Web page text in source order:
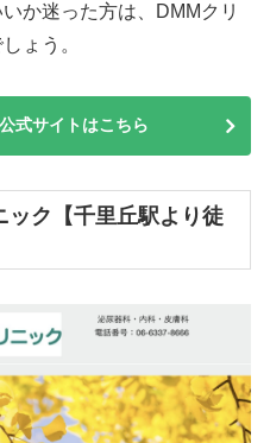
か迷った方は、DMMクリ
ょう。
式サイトはこちら
ック【千里丘駅より徒